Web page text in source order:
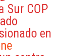
Sur COP
en